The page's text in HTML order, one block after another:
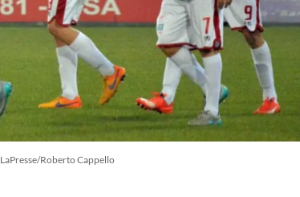
LaPresse/Roberto Cappello